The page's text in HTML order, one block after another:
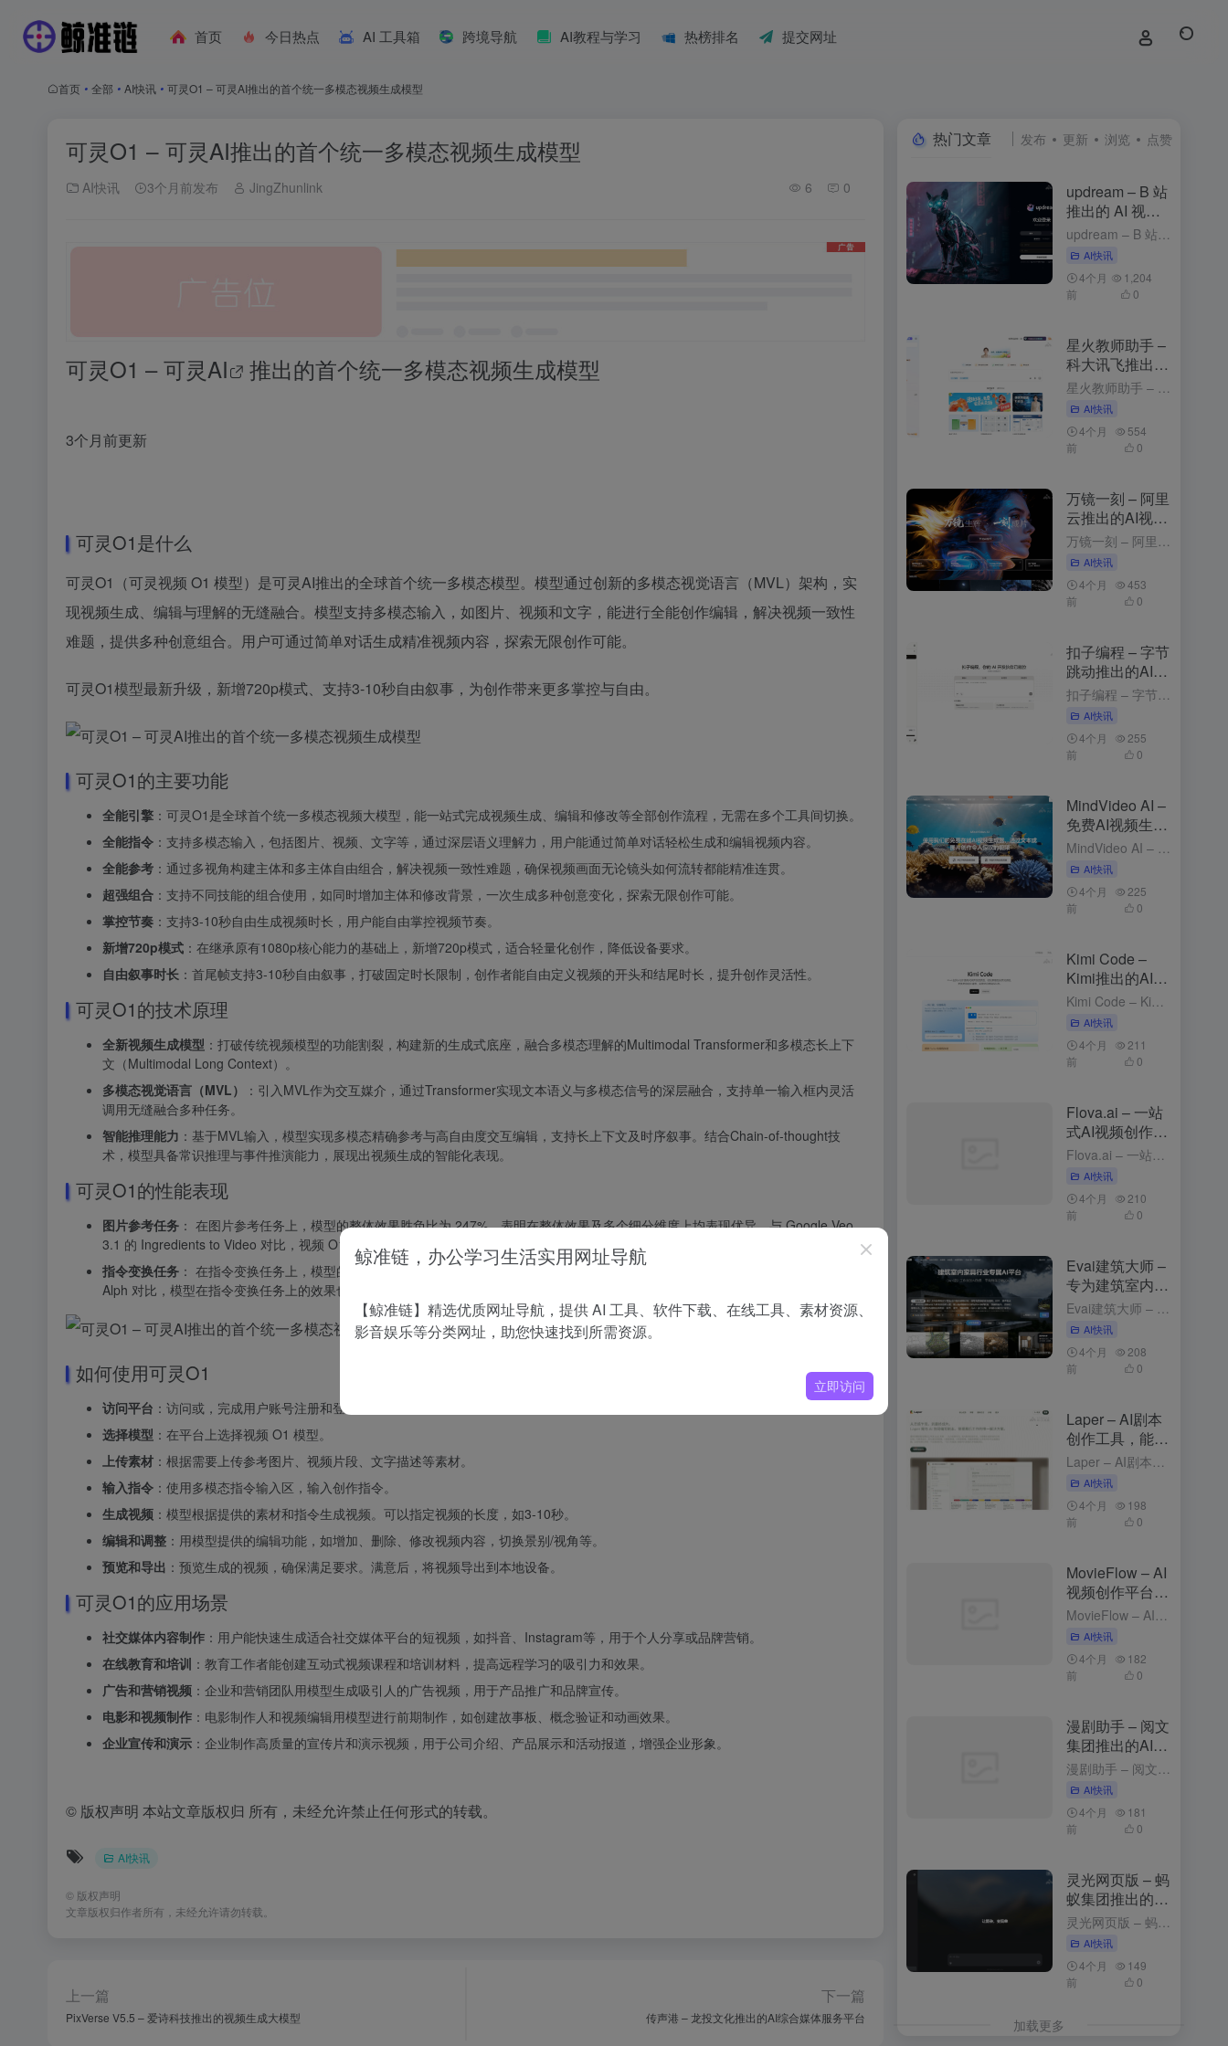
首页 今日热点 AI 工具箱 跨境导航 AI教程与学习 热榜排名 提交网址
首页 • 全部 • AI快讯 • 可灵O1 – 可灵AI推出的首个统一多模态视频生成模型
可灵O1 – 可灵AI推出的首个统一多模态视频生成模型
AI快讯 3个月前发布 JingZhunlink 6 0
可灵O1 – 可灵AI 推出的首个统一多模态视频生成模型
3个月前更新
可灵O1是什么
可灵O1（可灵视频 O1 模型）是可灵AI推出的全球首个统一多模态模型。模型通过创新的多模态视觉语言（MVL）架构，实
现视频生成、编辑与理解的无缝融合。模型支持多模态输入，如图片、视频和文字，能进行全能创作编辑，解决视频一致性
难题，提供多种创意组合。用户可通过简单对话生成精准视频内容，探索无限创作可能。
可灵O1模型最新升级，新增720p模式、支持3-10秒自由叙事，为创作带来更多掌控与自由。
可灵O1的主要功能
全能引擎 ：可灵O1是全球首个统一多模态视频大模型，能一站式完成视频生成、编辑和修改等全部创作流程，无需在多个工具间切换。
全能指令 ：支持多模态输入，包括图片、视频、文字等，通过深层语义理解力，用户能通过简单对话轻松生成和编辑视频内容。
全能参考 ：通过多视角构建主体和多主体自由组合，解决视频一致性难题，确保视频画面无论镜头如何流转都能精准连贯。
超强组合 ：支持不同技能的组合使用，如同时增加主体和修改背景，一次生成多种创意变化，探索无限创作可能。
掌控节奏 ：支持3-10秒自由生成视频时长，用户能自由掌控视频节奏。
新增720p模式 ：在继承原有1080p核心能力的基础上，新增720p模式，适合轻量化创作，降低设备要求。
自由叙事时长 ：首尾帧支持3-10秒自由叙事，打破固定时长限制，创作者能自由定义视频的开头和结尾时长，提升创作灵活性。
可灵O1的技术原理
全新视频生成模型 ：打破传统视频模型的功能割裂，构建新的生成式底座，融合多模态理解的Multimodal Transformer和多模态长上下
文（Multimodal Long Context）。
多模态视觉语言（MVL）
：引入MVL作为交互媒介，通过Transformer实现文本语义与多模态信号的深层融合，支持单一输入框内灵活
调用无缝融合多种任务。
智能推理能力 ：基于MVL输入，模型实现多模态精确参考与高自由度交互编辑，支持长上下文及时序叙事。结合Chain-of-thought技
术，模型具备常识推理与事件推演能力，展现出视频生成的智能化表现。
可灵O1的性能表现
图片参考任务 ： 在图片参考任务上，模型的整体效果胜负比为 247%，表明在整体效果及多个细分维度上均表现优异。与 Google Veo
3.1 的 Ingredients to Video 对比，视频 O1 模型在图片参考任务上的效果显著领先。
指令变换任务 ： 在指令变换任务上，模型的整体效果胜负比为 230%，显示出在整体效果及多个细分维度上均表现优异。
Alph 对比，模型在指令变换任务上的效果也显著领先。
如何使用可灵O1
访问平台 ：访问或，完成用户账号注册和登录。
选择模型 ：在平台上选择视频 O1 模型。
上传素材 ：根据需要上传参考图片、视频片段、文字描述等素材。
输入指令 ：使用多模态指令输入区，输入创作指令。
生成视频 ：模型根据提供的素材和指令生成视频。可以指定视频的长度，如3-10秒。
编辑和调整 ：用模型提供的编辑功能，如增加、删除、修改视频内容，切换景别/视角等。
预览和导出 ：预览生成的视频，确保满足要求。满意后，将视频导出到本地设备。
可灵O1的应用场景
社交媒体内容制作 ：用户能快速生成适合社交媒体平台的短视频，如抖音、Instagram等，用于个人分享或品牌营销。
在线教育和培训 ：教育工作者能创建互动式视频课程和培训材料，提高远程学习的吸引力和效果。
广告和营销视频 ：企业和营销团队用模型生成吸引人的广告视频，用于产品推广和品牌宣传。
电影和视频制作 ：电影制作人和视频编辑用模型进行前期制作，如创建故事板、概念验证和动画效果。
企业宣传和演示 ：企业制作高质量的宣传片和演示视频，用于公司介绍、产品展示和活动报道，增强企业形象。
© 版权声明 本站文章版权归 所有，未经允许禁止任何形式的转载。
AI快讯
© 版权声明
文章版权归作者所有，未经允许请勿转载。
上一篇
PixVerse V5.5 – 爱诗科技推出的视频生成大模型
下一篇
传声港 – 龙投文化推出的AI综合媒体服务平台
热门文章 发布 更新 浏览 点赞
updream – B 站
推出的 AI 视频
创作助手
updream – B 站推出的 AI 视频创作助手 1周前发布 updream是什么 updream是B站官方推出的专业级AI视频创作助手，专为资深UP主打造。核心功能包括AI智能Agent、个性化...
AI快讯
4个月
前
1,204
0
星火教师助手 –
科大讯飞推出的
AI备课工具
星火教师助手 – 科大讯飞推出的AI备课工具 2个月前发布 星火教师助手是什么 星火教师助手是科大讯飞基于星火认知大模型推出的AI备课工具，能简化教师的备课流程，提升教学效率，为教师提供个性化的教学资...
AI快讯
4个月
前
554
0
万镜一刻 – 阿里
云推出的AI视频
创作工具
万镜一刻 – 阿里云推出的AI视频创作工具 4周前发布 万镜一刻是什么 万镜一刻是阿里云推出的，以”万镜生辉·一刻成片”为核心理念，为不同需求的创作者提供从内容解析到故事板生成的一站式解决方案。产品目...
AI快讯
4个月
前
453
0
扣子编程 – 字节
跳动推出的AI应
用开发平台
扣子编程 – 字节跳动推出的AI应用开发平台 3个月前发布 扣子编程是什么 扣子编程是字节跳动推出的，通过自然语言描述需求，快速生成智能体、工作流和网页应用。平台提供开箱即用的云端开发环境，无需安装工...
AI快讯
4个月
前
255
0
MindVideo AI –
免费AI视频生成
工具，支持图、
文生视频
MindVideo AI – 免费AI视频生成工具，支持图、文生视频 4个月前发布 MindVideo AI是什么 MindVideo AI 是先进的免费在线 ，支持和功能。用户只需输入文字描述或上传...
AI快讯
4个月
前
225
0
Kimi Code –
Kimi推出的AI编
程工具
Kimi Code – Kimi推出的AI编程工具 2个月前发布 Kimi Code是什么 Kimi Code 是 Kimi推出的，可在终端（CLI）、VS Code 、 、JetBrains 和 Z...
AI快讯
4个月
前
211
0
Flova.ai – 一站
式AI视频创作平
台，对话式创作Flova.ai – 一站式AI视频创作平台，对话式创作 5个月前发布 Flova.ai是什么 Flova.ai 是创新的 ，通过自然对话的方式，将用户的创意转化为完整的视频作品。用户只需输入一个核心...
AI快讯
4个月
前
210
0
Evai建筑大师 –
专为建筑室内行
业的云端AI创作
平台
Evai建筑大师 – 专为建筑室内行业的云端AI创作平台 2个月前更新 Evai建筑大师是什么 Evai 建筑大师（OpenEvai）是专为建筑师、室内设计师和景观规划师打造的云端 AI 创作平台。通...
AI快讯
4个月
前
208
0
Laper – AI剧本
创作工具，能实
时预测台词与动
作
Laper – AI剧本创作工具，能实时预测台词与动作 3个月前更新 Laper是什么 Laper 是 AI 剧本创作工具，能为编剧提供精细化的创作平台。Laper支持多种剧本类型，如电影长片、短片和...
AI快讯
4个月
前
198
0
MovieFlow – AI
视频创作平台，
文本描述生成完
整视频
MovieFlow – AI视频创作平台，文本描述生成完整视频 3个月前发布 MovieFlow是什么 MovieFlow 是，能将用户的一句话、一个想法或一个完整剧本快速转化为几分钟到上百分钟的影片...
AI快讯
4个月
前
182
0
漫剧助手 – 阅文
集团推出的AI漫
剧创作平台
漫剧助手 – 阅文集团推出的AI漫剧创作平台 3周前发布 漫剧助手是什么 漫剧助手是阅文集团推出的AI漫剧创作平台，专为网文改编漫剧打造的一站式解决方案。平台整合10万+部阅文精品IP资源，支持从小说...
AI快讯
4个月
前
181
0
灵光网页版 – 蚂
蚁集团推出的AI
助手与应用生成
平台
灵光网页版 – 蚂蚁集团推出的AI助手与应用生成平台 3个月前更新 灵光网页版是什么 网页版是智能对话与应用生成平台，以简洁的界面和强大的功能为用户带来高效便捷的体验。用户登录后，可以通过与灵光对话...
AI快讯
4个月
前
149
0
加载更多
鲸准链，办公学习生活实用网址导航
【鲸准链】精选优质网址导航，提供 AI 工具、软件下载、在线工具、素材资源、
影音娱乐等分类网址，助您快速找到所需资源。
立即访问